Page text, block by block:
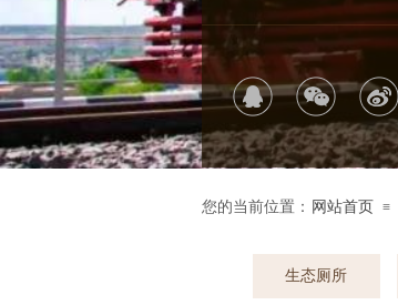
您的当前位置： 网站首页 ≡
生态厕所